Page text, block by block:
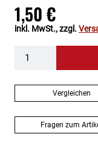
1,50 €
inkl. MwSt., zzgl.
Vergleichen
Fragen zum